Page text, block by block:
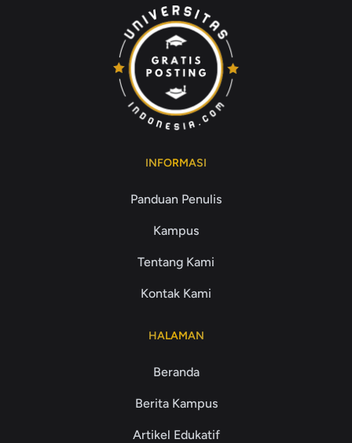
INFORMASI
Panduan Penulis
Kampus
Tentang Kami
Kontak Kami
HALAMAN
Beranda
Berita Kampus
Artikel Edukatif